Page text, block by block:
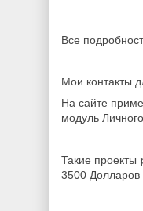
Все
Мои контакты
На сайте
модуль
Такие проекты
3500